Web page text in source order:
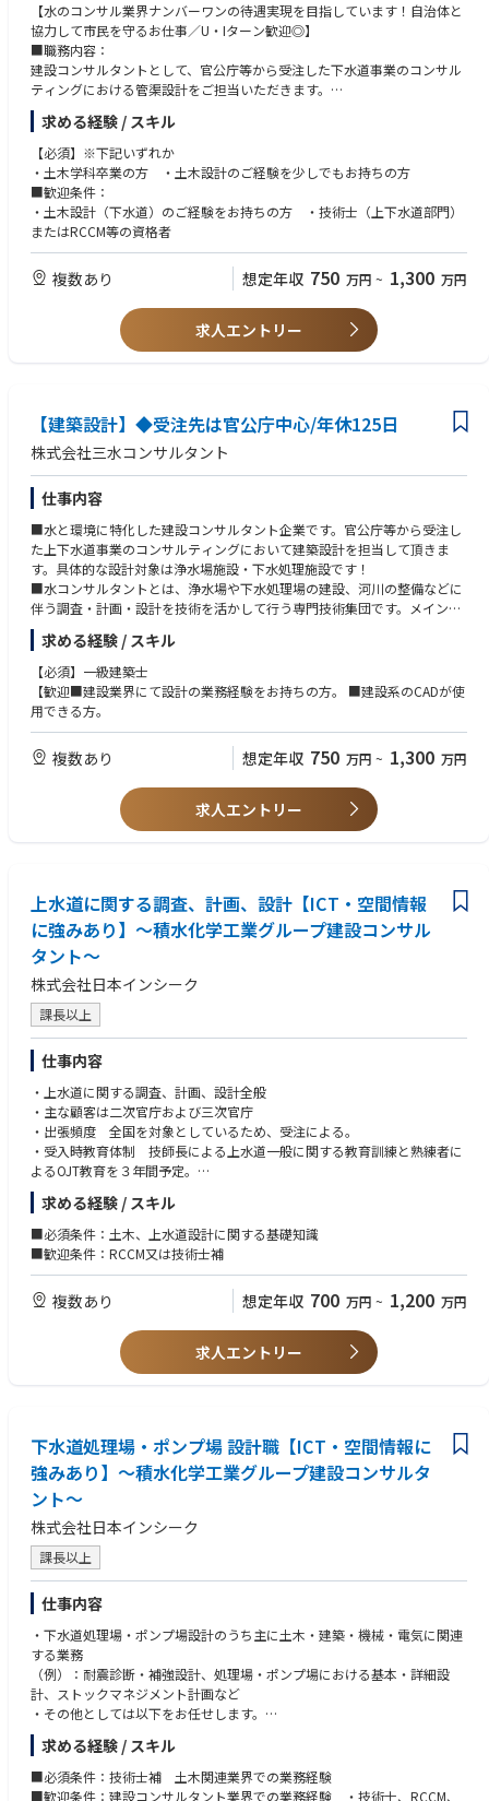
【水のコンサル業界ナンバーワンの待遇実現を目指しています！自治体と
協力して市民を守るお仕事／U・Iターン歓迎◎】
■職務内容：
建設コンサルタントとして、官公庁等から受注した下水道事業のコンサル
ティングにおける管渠設計をご担当いただきます。
※設計対象…下水処理施設・下水道管渠
■職務の特徴：
・下水処理場の建設、河川の整備等に伴う調査、計画、設計業務を行って
いただきます。主要顧客である官公庁の担当者と上下水道事業の案件につ
いて、今後どのように取り組むのが最善かを検討し、プランニングしてい
ただきます。
■同社について：
に関する事業を展開しています。
「2025年日経コンストラクション」の建設コンサルタント部門売上高ラン
キング下水道部門、上水道部門でトップクラス！
また、女性の60％以上が技術職、2024年に続き2025年にも健康経営優良
法人継続認定済みと、働きやすさも自慢◎
求める経験 / スキル
【必須】※下記いずれか
・土木学科卒業の方 ・土木設計のご経験を少しでもお持ちの方
■歓迎条件：
・土木設計（下水道）のご経験をお持ちの方 ・技術士（上下水道部門）
またはRCCM等の資格者
複数あり 想定年収 750 万円 ~ 1,300 万円
求人エントリー
【建築設計】◆受注先は官公庁中心/年休125日
株式会社三水コンサルタント
仕事内容
■水と環境に特化した建設コンサルタント企業です。官公庁等から受注し
た上下水道事業のコンサルティングにおいて建築設計を担当して頂きま
す。具体的な設計対象は浄水場施設・下水処理施設です！
■水コンサルタントとは、浄水場や下水処理場の建設、河川の整備などに
伴う調査・計画・設計を技術を活かして行う専門技術集団です。メインの
顧客である官公庁の担当者と上下水道事業の案件について、今後どのよう
に取り組むのが最善かを検討しプランニングする仕事です。
■入社後はOJTでの研修を通じて現場に慣れて頂きます。将来的には1人あ
たり年間10～15件の案件を担当します。
求める経験 / スキル
【必須】一級建築士
【歓迎■建設業界にて設計の業務経験をお持ちの方。 ■建設系のCADが使
用できる方。
複数あり 想定年収 750 万円 ~ 1,300 万円
求人エントリー
上水道に関する調査、計画、設計【ICT・空間情報
に強みあり】～積水化学工業グループ建設コンサル
タント～
株式会社日本インシーク
課長以上
仕事内容
・上水道に関する調査、計画、設計全般
・主な顧客は二次官庁および三次官庁
・出張頻度 全国を対象としているため、受注による。
・受入時教育体制 技師長による上水道一般に関する教育訓練と熟練者に
よるOJT教育を３年間予定。
■配属部門：上水道部
■組織体制：8名
求める経験 / スキル
■必須条件：土木、上水道設計に関する基礎知識
■歓迎条件：RCCM又は技術士補
複数あり 想定年収 700 万円 ~ 1,200 万円
求人エントリー
下水道処理場・ポンプ場 設計職【ICT・空間情報に
強みあり】～積水化学工業グループ建設コンサルタ
ント～
株式会社日本インシーク
課長以上
仕事内容
・下水道処理場・ポンプ場設計のうち主に土木・建築・機械・電気に関連
する業務
（例）：耐震診断・補強設計、処理場・ポンプ場における基本・詳細設
計、ストックマネジメント計画など
・その他としては以下をお任せします。
頻度が多い業務：耐震診断、耐震補強設計など
頻度が低い業務：ストックマネジメント計画、基本設計 関連
■出張頻度：客先打合せとして2～6回／月（全国）
■配属部門：インフラ施設部
求める経験 / スキル
■必須条件：技術士補 土木関連業界での業務経験
■歓迎条件：建設コンサルタント業界での業務経験 ・技術士、RCCM、